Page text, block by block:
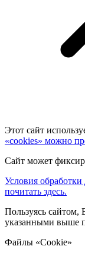
Этот сайт
«cookies» можно
Сайт может
Условия
почитать здесь.
Пользуясь сайтом,
указанными выше
Файлы «Cookie»